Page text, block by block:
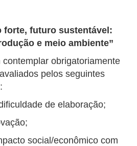
forte, futuro sustentável:
e meio ambiente”
obrigatoriamente
pelos seguintes
de elaboração;
social/econômico com